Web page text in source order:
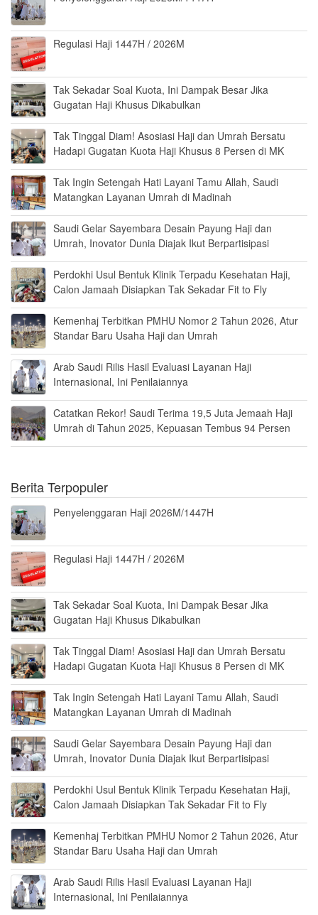
Regulasi Haji 1447H / 2026M
Tak Sekadar Soal Kuota, Ini Dampak Besar Jika
Gugatan Haji Khusus Dikabulkan
Tak Tinggal Diam! Asosiasi Haji dan Umrah Bersatu
Hadapi Gugatan Kuota Haji Khusus 8 Persen di MK
Tak Ingin Setengah Hati Layani Tamu Allah, Saudi
Matangkan Layanan Umrah di Madinah
Saudi Gelar Sayembara Desain Payung Haji dan
Umrah, Inovator Dunia Diajak Ikut Berpartisipasi
Perdokhi Usul Bentuk Klinik Terpadu Kesehatan Haji,
Calon Jamaah Disiapkan Tak Sekadar Fit to Fly
Kemenhaj Terbitkan PMHU Nomor 2 Tahun 2026, Atur
Standar Baru Usaha Haji dan Umrah
Arab Saudi Rilis Hasil Evaluasi Layanan Haji
Internasional, Ini Penilaiannya
Catatkan Rekor! Saudi Terima 19,5 Juta Jemaah Haji
Umrah di Tahun 2025, Kepuasan Tembus 94 Persen
Berita Terpopuler
Penyelenggaran Haji 2026M/1447H
Regulasi Haji 1447H / 2026M
Tak Sekadar Soal Kuota, Ini Dampak Besar Jika
Gugatan Haji Khusus Dikabulkan
Tak Tinggal Diam! Asosiasi Haji dan Umrah Bersatu
Hadapi Gugatan Kuota Haji Khusus 8 Persen di MK
Tak Ingin Setengah Hati Layani Tamu Allah, Saudi
Matangkan Layanan Umrah di Madinah
Saudi Gelar Sayembara Desain Payung Haji dan
Umrah, Inovator Dunia Diajak Ikut Berpartisipasi
Perdokhi Usul Bentuk Klinik Terpadu Kesehatan Haji,
Calon Jamaah Disiapkan Tak Sekadar Fit to Fly
Kemenhaj Terbitkan PMHU Nomor 2 Tahun 2026, Atur
Standar Baru Usaha Haji dan Umrah
Arab Saudi Rilis Hasil Evaluasi Layanan Haji
Internasional, Ini Penilaiannya